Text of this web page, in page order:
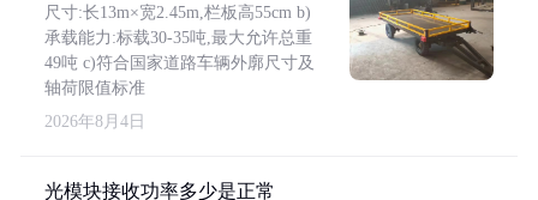
尺寸:长13m×宽2.45m,栏板高55cm b)
承载能力:标载30-35吨,最大允许总重
49吨 c)符合国家道路车辆外廓尺寸及
轴荷限值标准
2026年8月4日
光模块接收功率多少是正常